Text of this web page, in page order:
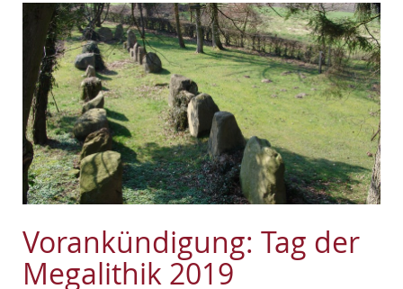
Vorankündigung: Tag der
Megalithik 2019